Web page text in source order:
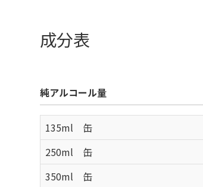
成分表
純アルコール量
135ml 缶
250ml 缶
350ml 缶